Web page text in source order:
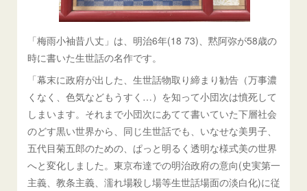
「梅雨小袖昔八丈」は、明治6年(18 73)、黙阿弥が58歳の
時に書いた生世話の名作です。
「幕末に政府が出した、生世話物取り締まり勧告（万事濃
くなく、色気などもうすく…）を知って小団次は憤死して
しまいます。それまで小団次にあてて書いていた下層社会
のどす黒い世界から、同じ生世話でも、いなせな美男子、
五代目菊五郎のための、ぱっと明るく透明な様式美の世界
へと変化しました。東京布達での明治政府の意向(史実第一
主義、教条主義、濡れ場殺し場等生世話場面の淡白化)に従